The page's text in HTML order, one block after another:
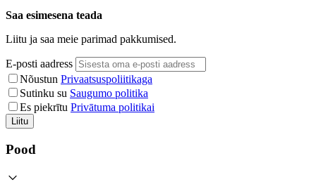
Saa esimesena teada
Liitu ja saa meie parimad pakkumised.
E-posti aadress
Nõustun Privaatsuspoliitikaga
Sutinku su Saugumo politika
Es piekrītu Privātuma politikai
Liitu
Pood